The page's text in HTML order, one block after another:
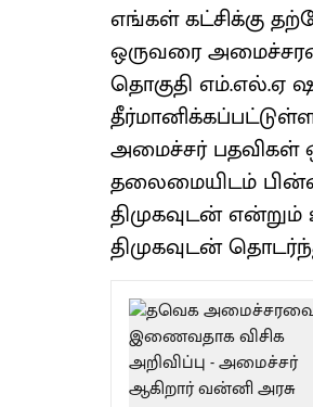
எங்கள் கட்சிக்கு
ஒருவரை
தொகுதி எம்.எல்.ஏ
அமைச்சர் பதவிகள்
தலைமையிடம்
திமுகவுடன்
திமுகவுடன்